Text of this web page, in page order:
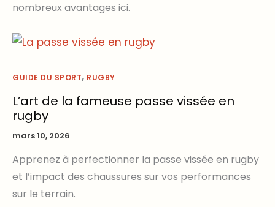
nombreux avantages ici.
GUIDE DU SPORT, RUGBY
L’art de la fameuse passe vissée en
rugby
mars 10, 2026
Apprenez à perfectionner la passe vissée en rugby
et l’impact des chaussures sur vos performances
sur le terrain.